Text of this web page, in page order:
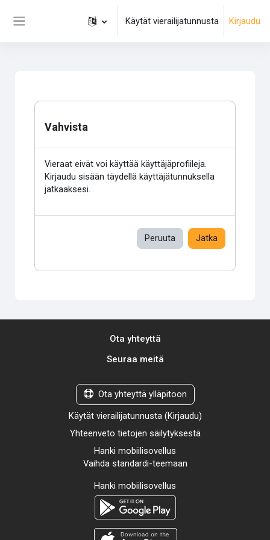
Käytät vierailijatunnusta Kirjaudu
Vahvista
Vieraat eivät voi käyttää käyttäjäprofiileja.
Kirjaudu sisään täydellä käyttäjätunnuksella
jatkaaksesi.
Peruuta Jatka
Ota yhteyttä
Seuraa meitä
Ota yhteyttä ylläpitoon
Käytät vierailijatunnusta (Kirjaudu)
Yhteenveto tietojen säilytyksestä
Hanki mobiilisovellus
Vaihda standardi-teemaan
Hanki mobiilisovellus